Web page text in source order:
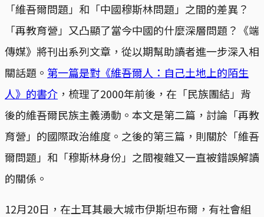
「維吾爾問題」和「中國穆斯林問題」之間的差異？
「再教育營」又凸顯了當今中國的什麼深層問題？《端
傳媒》將刊出系列文章，從以期幫助讀者進一步深入相
關話題。 第一篇是對《維吾爾人：自己土地上的陌生
人》的書介 ，梳理了2000年前後，在「民族團結」背
後的維吾爾民族主義湧動。本文是第二篇，討論「再教
育營」的國際政治維度。之後的第三篇，則關於「維吾
爾問題」和「穆斯林身份」之間複雜又一直被錯誤解讀
的關係。
12月20日，在土耳其最大城市伊斯坦布爾，有社會組